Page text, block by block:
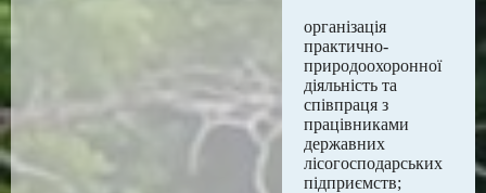
організація
практично-
природоохоронної
діяльність та
співпраця з
працівниками
державних
лісогосподарських
підприємств;